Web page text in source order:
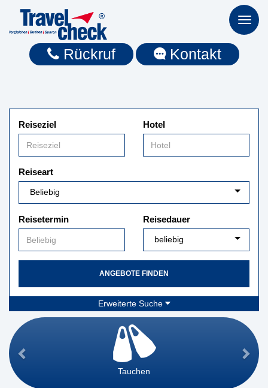
Toggle
Rückruf Kontakt
Reiseziel Hotel
Reiseart
Reisetermin Reisedauer
ANGEBOTE FINDEN
Erweiterte Suche
Tauchen